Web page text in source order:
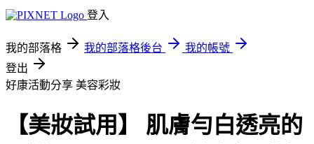
登入
我的部落格 我的部落格後台
我的帳號
登出
好康活動分享 美容彩妝
【美妝試用】 肌膚勻白透亮的